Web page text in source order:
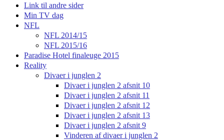
Link til andre sider
Min TV dag
NFL
NFL 2014/15
NFL 2015/16
Paradise Hotel finaleuge 2015
Reality
Divaer i junglen 2
Divaer i junglen 2 afsnit 10
Divaer i junglen 2 afsnit 11
Divaer i junglen 2 afsnit 12
Divaer i junglen 2 afsnit 13
Divaer i junglen 2 afsnit 9
Vinderen af divaer i junglen 2